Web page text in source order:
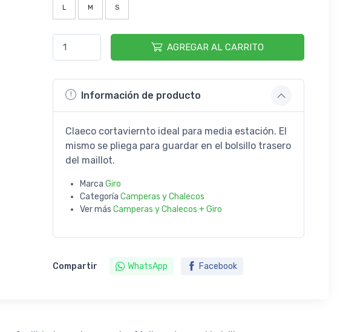
L M S
AGREGAR AL CARRITO
Información de producto
Claeco cortaviernto ideal para media estación. El
mismo se pliega para guardar en el bolsillo trasero
del maillot.
Marca Giro
Categoría Camperas y Chalecos
Ver más Camperas y Chalecos + Giro
Compartir WhatsApp Facebook